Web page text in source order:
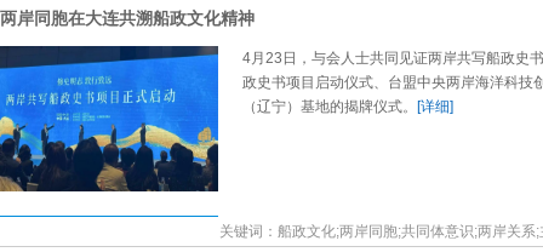
两岸同胞在大连共溯船政文化精神
4月23日，与会人士共同见证两岸共写船政史
政史书项目启动仪式、台盟中央两岸海洋科技
（辽宁）基地的揭牌仪式。
[详细]
关键词：船政文化;两岸同胞;共同体意识;两岸关